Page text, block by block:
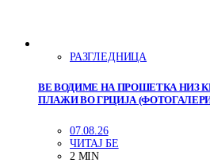
РАЗГЛЕДНИЦА
ВЕ ВОДИМЕ НА ПРОШЕТКА НИЗ
ПЛАЖИ ВО ГРЦИЈА
07.08.26
ЧИТАЈ БЕ
2 MIN